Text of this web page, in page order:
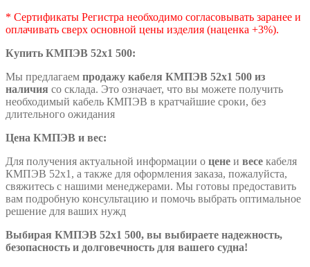
* Сертификаты Регистра необходимо согласовывать заранее и
оплачивать сверх основной цены изделия (наценка +3%).
Купить КМПЭВ 52х1 500:
Мы предлагаем продажу кабеля КМПЭВ 52х1 500 из
наличия со склада. Это означает, что вы можете получить
необходимый кабель КМПЭВ в кратчайшие сроки, без
длительного ожидания
Цена КМПЭВ и вес:
Для получения актуальной информации о цене и весе кабеля
КМПЭВ 52х1, а также для оформления заказа, пожалуйста,
свяжитесь с нашими менеджерами. Мы готовы предоставить
вам подробную консультацию и помочь выбрать оптимальное
решение для ваших нужд
Выбирая КМПЭВ 52х1 500, вы выбираете надежность,
безопасность и долговечность для вашего судна!